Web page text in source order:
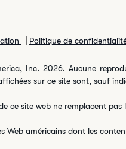
Politique de
Inc. 2026. Aucune
sur ce site sont, sauf
ce site web ne remplacent pas
Web américains dont les